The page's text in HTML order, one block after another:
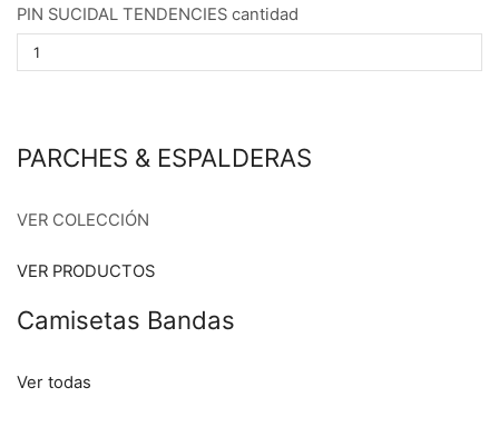
PIN SUCIDAL TENDENCIES cantidad
PARCHES & ESPALDERAS
VER COLECCIÓN
VER PRODUCTOS
Camisetas Bandas
Ver todas